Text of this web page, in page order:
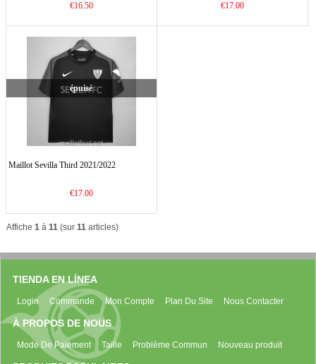
€16.50 €17.00
épuisé
Maillot Sevilla Third 2021/2022
€17.00
Affiche 1à 11(sur 11articles)
TIENDA EN LÍNEA
Login Commande Mon Compte Plan Du Site Nous Contacter
À PROPOS DE NOUS
Mode De Paiement Taille Problème Commun Nouveau produit